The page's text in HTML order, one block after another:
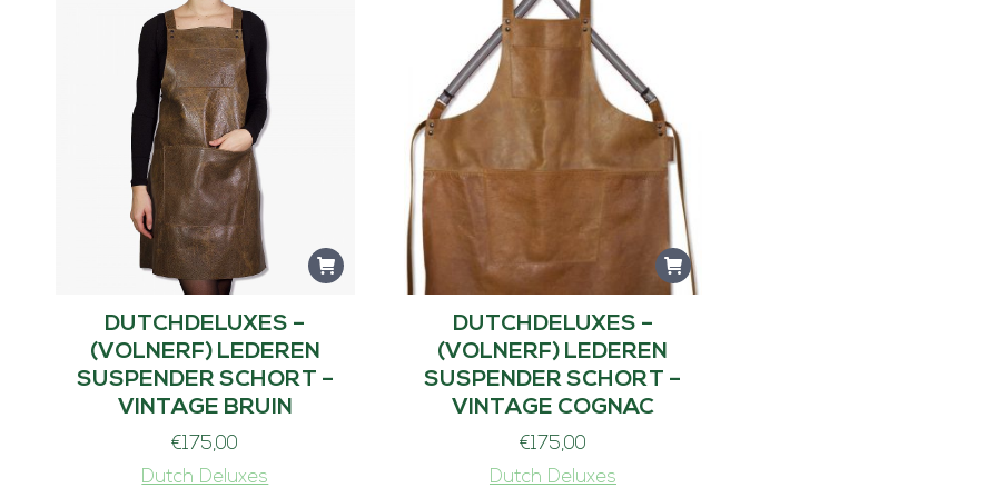
DUTCHDELUXES –
(VOLNERF) LEDEREN
SUSPENDER SCHORT –
VINTAGE BRUIN
€175,00
Dutch Deluxes
DUTCHDELUXES –
(VOLNERF) LEDEREN
SUSPENDER SCHORT –
VINTAGE COGNAC
€175,00
Dutch Deluxes